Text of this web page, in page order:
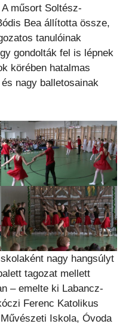
műsort Soltész-
Bea állította össze,
tanulóinak
gondolták fel is lépnek
körében hatalmas
nagy balletosainak
nagy hangsúlyt
tagozat mellett
– emelte ki Labancz-
Ferenc Katolikus
Iskola, Óvoda